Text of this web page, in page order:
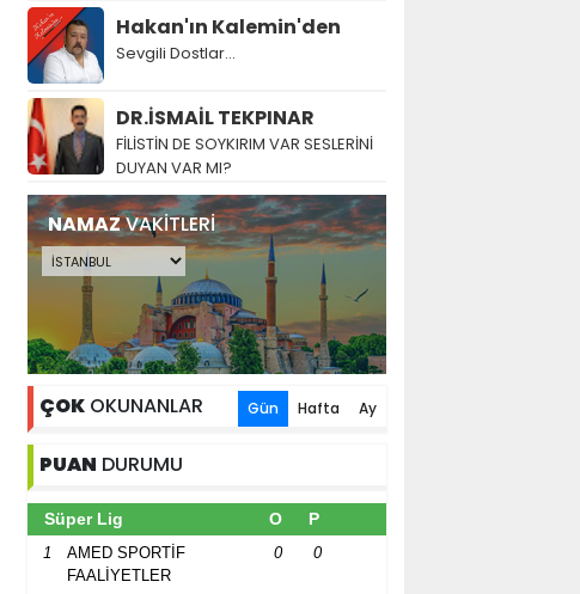
Hakan'ın Kalemin'den
Sevgili Dostlar...
DR.İSMAİL TEKPINAR
FİLİSTİN DE SOYKIRIM VAR SESLERİNİ
DUYAN VAR MI?
NAMAZVAKİTLERİ
ÇOK OKUNANLAR Gün Hafta Ay
PUAN DURUMU
Süper Lig O P
1
AMED SPORTİF
FAALİYETLER
0 0